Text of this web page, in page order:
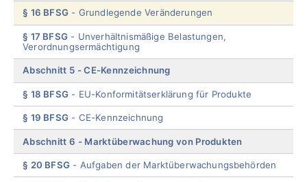
§ 16 BFSG Grundlegende Veränderungen
§ 17 BFSG
Unverhältnismäßige Belastungen,
Verordnungsermächtigung
Abschnitt 5 CE-Kennzeichnung
§ 18 BFSG EU-Konformitätserklärung für Produkte
§ 19 BFSG CE-Kennzeichnung
Abschnitt 6 Marktüberwachung von Produkten
§ 20 BFSG Aufgaben der Marktüberwachungsbehörden